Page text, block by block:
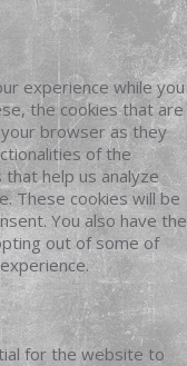
experience while you
the cookies that are
browser as they
of the
help us analyze
These cookies will be
You also have the
out of some of
for the website to